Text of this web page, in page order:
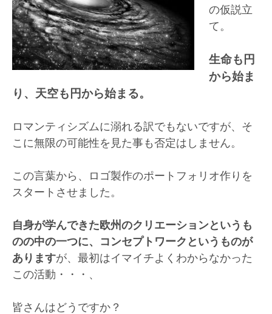
の仮説立
て。
生命も円
から始ま
り、天空も円から始まる。
ロマンティシズムに溺れる訳でもないですが、そ
こに無限の可能性を見た事も否定はしません。
この言葉から、ロゴ製作のポートフォリオ作りを
スタートさせました。
自身が学んできた欧州のクリエーションというも
のの中の一つに、コンセプトワークというものが
ありますが、最初はイマイチよくわからなかった
この活動・・・、
皆さんはどうですか？